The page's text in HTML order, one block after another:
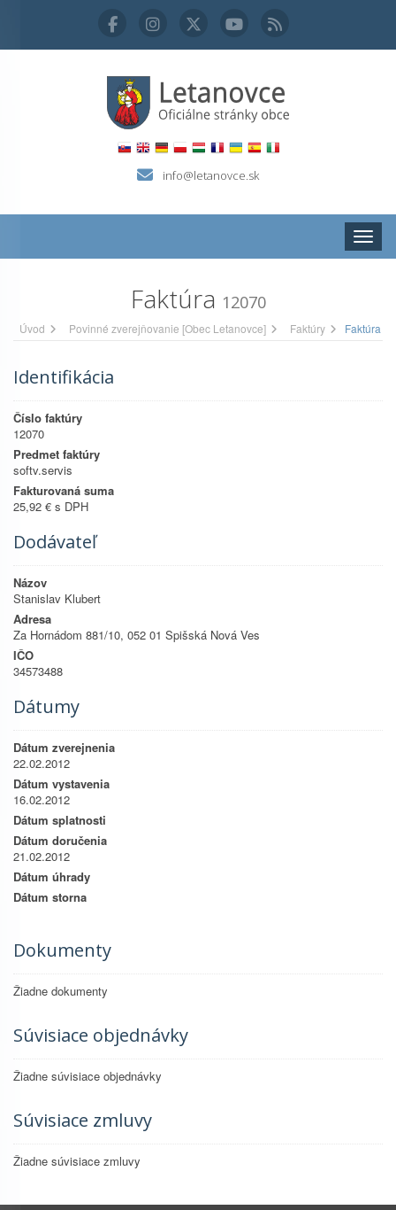
info@letanovce.sk
Faktúra 12070
Úvod Povinné zverejňovanie [Obec Letanovce] Faktúry Faktúra
Identifikácia
Číslo faktúry
12070
Predmet faktúry
softv.servis
Fakturovaná suma
25,92 € s DPH
Dodávateľ
Názov
Stanislav Klubert
Adresa
Za Hornádom 881/10, 052 01 Spišská Nová Ves
IČO
34573488
Dátumy
Dátum zverejnenia
22.02.2012
Dátum vystavenia
16.02.2012
Dátum splatnosti
Dátum doručenia
21.02.2012
Dátum úhrady
Dátum storna
Dokumenty
Žiadne dokumenty
Súvisiace objednávky
Žiadne súvisiace objednávky
Súvisiace zmluvy
Žiadne súvisiace zmluvy